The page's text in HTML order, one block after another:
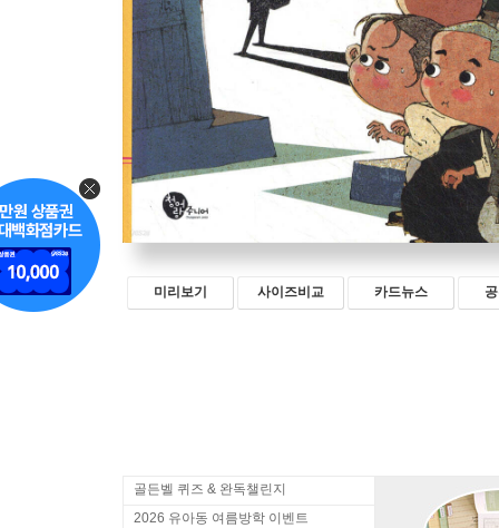
미리보기 사이즈비교 카드뉴스
골든벨 퀴즈 & 완독챌린지
2026 유아동 여름방학 이벤트